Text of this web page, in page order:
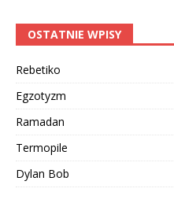
OSTATNIE WPISY
Rebetiko
Egzotyzm
Ramadan
Termopile
Dylan Bob